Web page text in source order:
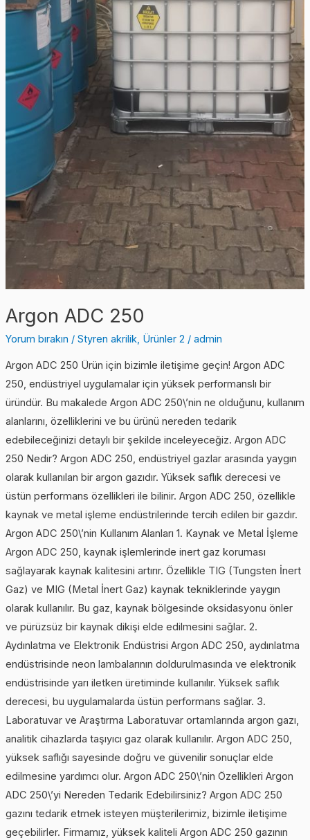
Argon ADC 250
Yorum bırakın / Styren akrilik, Ürünler 2 / admin
Argon ADC 250 Ürün için bizimle iletişime geçin! Argon ADC
250, endüstriyel uygulamalar için yüksek performanslı bir
üründür. Bu makalede Argon ADC 250\’nin ne olduğunu, kullanım
alanlarını, özelliklerini ve bu ürünü nereden tedarik
edebileceğinizi detaylı bir şekilde inceleyeceğiz. Argon ADC
250 Nedir? Argon ADC 250, endüstriyel gazlar arasında yaygın
olarak kullanılan bir argon gazıdır. Yüksek saflık derecesi ve
üstün performans özellikleri ile bilinir. Argon ADC 250, özellikle
kaynak ve metal işleme endüstrilerinde tercih edilen bir gazdır.
Argon ADC 250\’nin Kullanım Alanları 1. Kaynak ve Metal İşleme
Argon ADC 250, kaynak işlemlerinde inert gaz koruması
sağlayarak kaynak kalitesini artırır. Özellikle TIG (Tungsten İnert
Gaz) ve MIG (Metal İnert Gaz) kaynak tekniklerinde yaygın
olarak kullanılır. Bu gaz, kaynak bölgesinde oksidasyonu önler
ve pürüzsüz bir kaynak dikişi elde edilmesini sağlar. 2.
Aydınlatma ve Elektronik Endüstrisi Argon ADC 250, aydınlatma
endüstrisinde neon lambalarının doldurulmasında ve elektronik
endüstrisinde yarı iletken üretiminde kullanılır. Yüksek saflık
derecesi, bu uygulamalarda üstün performans sağlar. 3.
Laboratuvar ve Araştırma Laboratuvar ortamlarında argon gazı,
analitik cihazlarda taşıyıcı gaz olarak kullanılır. Argon ADC 250,
yüksek saflığı sayesinde doğru ve güvenilir sonuçlar elde
edilmesine yardımcı olur. Argon ADC 250\’nin Özellikleri Argon
ADC 250\’yi Nereden Tedarik Edebilirsiniz? Argon ADC 250
gazını tedarik etmek isteyen müşterilerimiz, bizimle iletişime
geçebilirler. Firmamız, yüksek kaliteli Argon ADC 250 gazının